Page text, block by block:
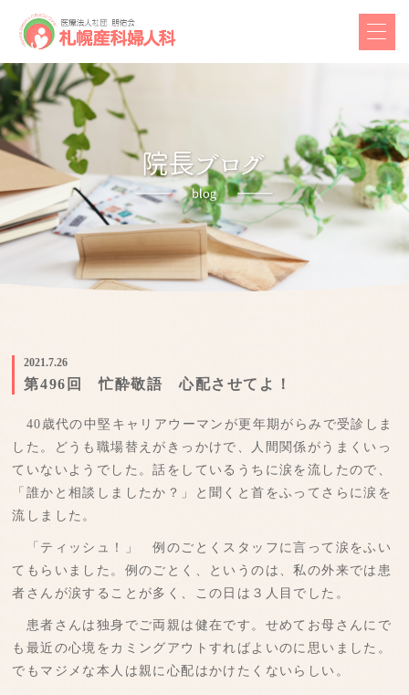
2021.7.26
第496回 忙酔敬語 心配させてよ！
40歳代の中堅キャリアウーマンが更年期がらみで受診しま
した。どうも職場替えがきっかけで、人間関係がうまくいっ
ていないようでした。話をしているうちに涙を流したので、
「誰かと相談しましたか？」と聞くと首をふってさらに涙を
流しました。
「ティッシュ！」 例のごとくスタッフに言って涙をふい
てもらいました。例のごとく、というのは、私の外来では患
者さんが涙することが多く、この日は３人目でした。
患者さんは独身でご両親は健在です。せめてお母さんにで
も最近の心境をカミングアウトすればよいのに思いました。
でもマジメな本人は親に心配はかけたくないらしい。